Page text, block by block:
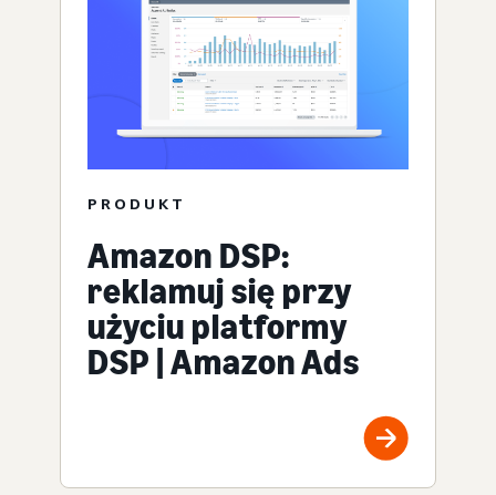
PRODUKT
Amazon DSP:
reklamuj się przy
użyciu platformy
DSP | Amazon Ads